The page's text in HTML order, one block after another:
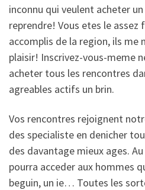
inconnu qui veulent acheter
reprendre! Vous etes le
accomplis de la region, ils me
plaisir! Inscrivez-vous-meme
acheter tous les rencontres
agreables actifs un brin.
Vos rencontres rejoignent
des specialiste en denicher
des davantage mieux ages.
pourra acceder aux hommes
beguin, un ie… Toutes les